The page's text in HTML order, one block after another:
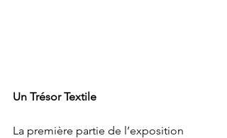
Un Trésor Textile
La première partie de l’exposition